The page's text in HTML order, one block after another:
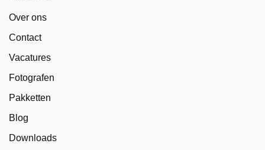
Over ons
Contact
Vacatures
Fotografen
Pakketten
Blog
Downloads